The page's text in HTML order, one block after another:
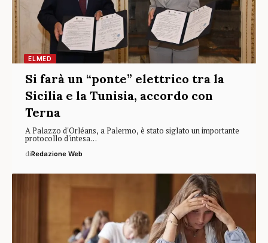
ELMED
Si farà un “ponte” elettrico tra la
Sicilia e la Tunisia, accordo con
Terna
A Palazzo d'Orléans, a Palermo, è stato siglato un importante
protocollo d'intesa…
diRedazione Web